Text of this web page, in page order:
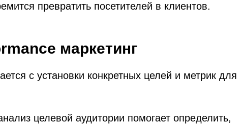
превратить посетителей в клиентов.
маркетинг
с установки конкретных целей и метрик для
целевой аудитории помогает определить,